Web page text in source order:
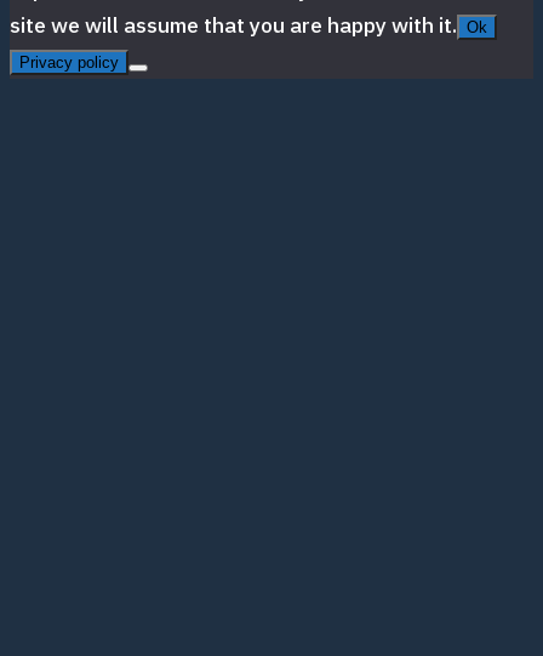
site we will assume that you are happy with it. Ok
Privacy policy